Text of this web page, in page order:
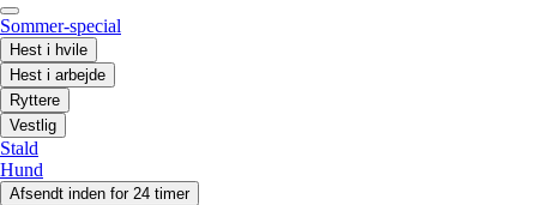
Sommer-special
Hest i hvile
Hest i arbejde
Ryttere
Vestlig
Stald
Hund
Afsendt inden for 24 timer